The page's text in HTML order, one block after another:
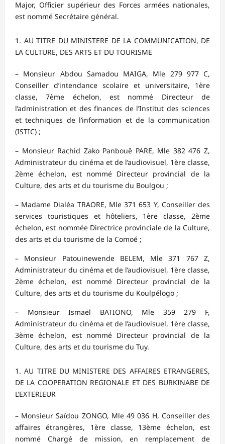
Major, Officier supérieur des Forces armées nationales,
est nommé Secrétaire général.
AU TITRE DU MINISTERE DE LA COMMUNICATION, DE
LA CULTURE, DES ARTS ET DU TOURISME
– Monsieur Abdou Samadou MAIGA, Mle 279 977 C,
Conseiller d’intendance scolaire et universitaire, 1ère
classe, 7ème échelon, est nommé Directeur de
l’administration et des finances de l’Institut des sciences
et techniques de l’information et de la communication
(ISTIC) ;
– Monsieur Rachid Zako Panbouê PARE, Mle 382 476 Z,
Administrateur du cinéma et de l’audiovisuel, 1ère classe,
2ème échelon, est nommé Directeur provincial de la
Culture, des arts et du tourisme du Boulgou ;
– Madame Dialéa TRAORE, Mle 371 653 Y, Conseiller des
services touristiques et hôteliers, 1ère classe, 2ème
échelon, est nommée Directrice provinciale de la Culture,
des arts et du tourisme de la Comoé ;
– Monsieur Patouinewende BELEM, Mle 371 767 Z,
Administrateur du cinéma et de l’audiovisuel, 1ère classe,
2ème échelon, est nommé Directeur provincial de la
Culture, des arts et du tourisme du Koulpélogo ;
– Monsieur Ismaël BATIONO, Mle 359 279 F,
Administrateur du cinéma et de l’audiovisuel, 1ère classe,
3ème échelon, est nommé Directeur provincial de la
Culture, des arts et du tourisme du Tuy.
AU TITRE DU MINISTERE DES AFFAIRES ETRANGERES,
DE LA COOPERATION REGIONALE ET DES BURKINABE DE
L’EXTERIEUR
– Monsieur Saïdou ZONGO, Mle 49 036 H, Conseiller des
affaires étrangères, 1ère classe, 13ème échelon, est
nommé Chargé de mission, en remplacement de